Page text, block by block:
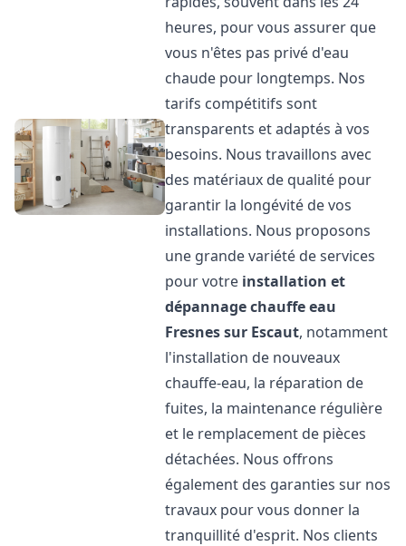
heures, pour vous assurer que
vous n'êtes pas privé d'eau
chaude pour longtemps. Nos
tarifs compétitifs sont
transparents et adaptés à vos
besoins. Nous travaillons avec
des matériaux de qualité pour
garantir la longévité de vos
installations. Nous proposons
une grande variété de services
pour votre installation et
dépannage chauffe eau
Fresnes sur Escaut, notamment
l'installation de nouveaux
chauffe-eau, la réparation de
fuites, la maintenance régulière
et le remplacement de pièces
détachées. Nous offrons
également des garanties sur nos
travaux pour vous donner la
tranquillité d'esprit. Nos clients